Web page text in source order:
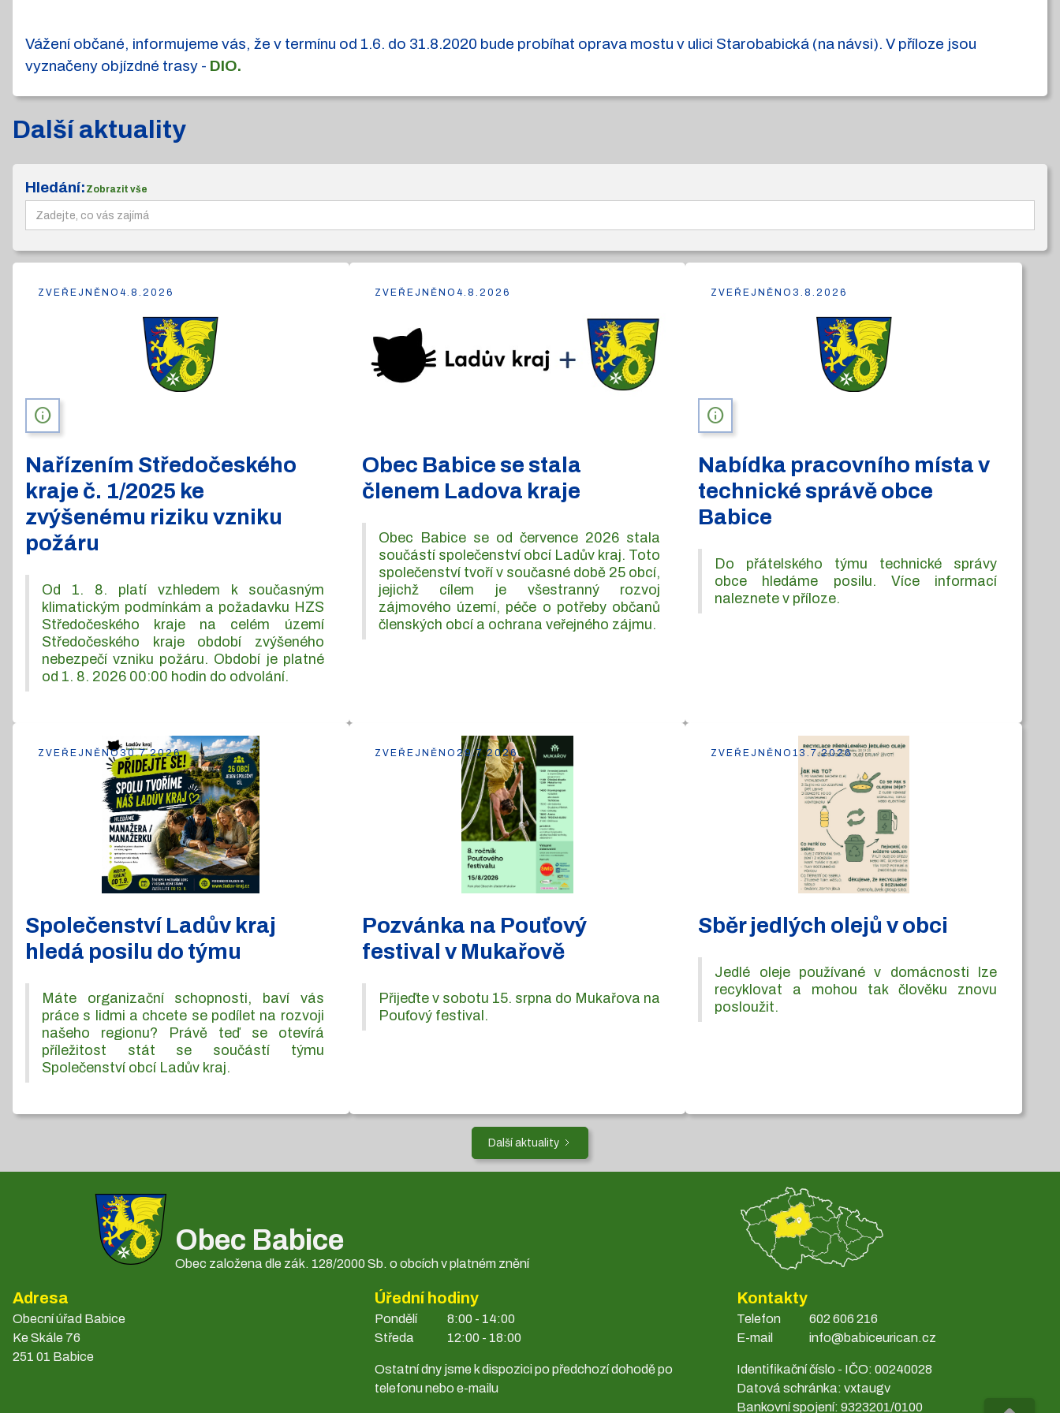
Vážení občané, informujeme vás, že v termínu od 1.6. do 31.8.2020 bude probíhat oprava mostu v ulici Starobabická (na návsi). V příloze jsou
vyznačeny objízdné trasy - DIO.
Další aktuality
Hledání: Zobrazit vše
info
Nařízením Středočeského
kraje č. 1/2025 ke
zvýšenému riziku vzniku
požáru
Od 1. 8. platí vzhledem k současným
klimatickým podmínkám a požadavku HZS
Středočeského kraje na celém území
Středočeského kraje období zvýšeného
nebezpečí vzniku požáru. Období je platné
od 1. 8. 2026 00:00 hodin do odvolání.
ZVEŘEJNĚNO 4.8.2026
Obec Babice se stala
členem Ladova kraje
Obec Babice se od července 2026 stala
součástí společenství obcí Ladův kraj. Toto
společenství tvoří v současné době 25 obcí,
jejichž cílem je všestranný rozvoj
zájmového území, péče o potřeby občanů
členských obcí a ochrana veřejného zájmu.
ZVEŘEJNĚNO 4.8.2026
info
Nabídka pracovního místa v
technické správě obce
Babice
Do přátelského týmu technické správy
obce hledáme posilu. Více informací
naleznete v příloze.
ZVEŘEJNĚNO 3.8.2026
Společenství Ladův kraj
hledá posilu do týmu
Máte organizační schopnosti, baví vás
práce s lidmi a chcete se podílet na rozvoji
našeho regionu? Právě teď se otevírá
příležitost stát se součástí týmu
Společenství obcí Ladův kraj.
ZVEŘEJNĚNO 30.7.2026
Pozvánka na Pouťový
festival v Mukařově
Přijeďte v sobotu 15. srpna do Mukařova na
Pouťový festival.
ZVEŘEJNĚNO 29.7.2026
Sběr jedlých olejů v obci
Jedlé oleje používané v domácnosti lze
recyklovat a mohou tak člověku znovu
posloužit.
ZVEŘEJNĚNO13.7.2026
Další aktuality
Obec Babice
Obec založena dle zák. 128/2000 Sb. o obcích v platném znění
Adresa
Obecní úřad Babice
Ke Skále 76
251 01 Babice
Úřední hodiny
Pondělí
Středa
8:00 - 14:00
12:00 - 18:00
Ostatní dny jsme k dispozici po předchozí dohodě po
telefonu nebo e-mailu
Kontakty
Telefon
E-mail
602 606 216
info@babiceurican.cz
Identifikační číslo - IČO: 00240028
Datová schránka: vxtaugv
Bankovní spojení: 9323201/0100